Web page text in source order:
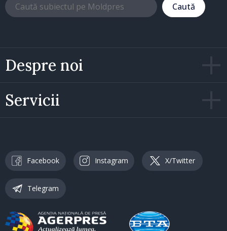
Despre noi
Servicii
Caută
Facebook Instagram X/Twitter
Telegram